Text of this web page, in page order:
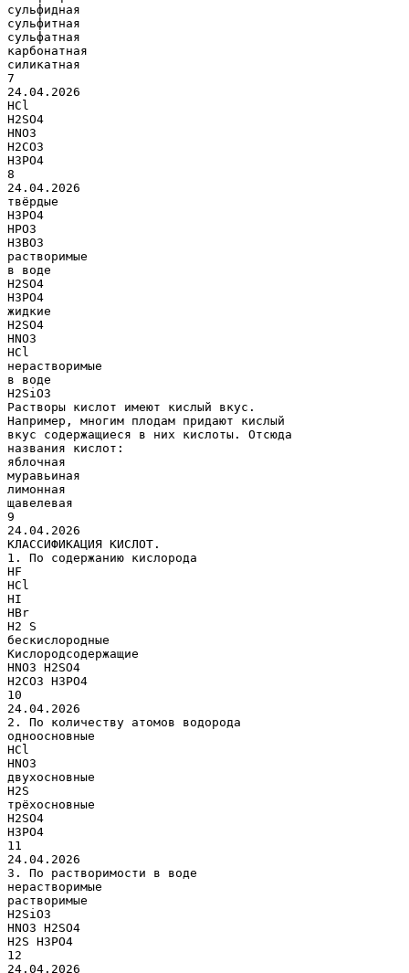
сульфидная
сульфитная
сульфатная
карбонатная
силикатная
7
24.04.2026
HCl
H2SO4
HNO3
H2CO3
H3PO4
8
24.04.2026
твёрдые
H3PO4
HPO3
H3BO3
растворимые
в воде
H2SO4
H3PO4
жидкие
H2SO4
HNO3
HCl
нерастворимые
в воде
H2SiO3
Растворы кислот имеют кислый вкус.
Например, многим плодам придают кислый
вкус содержащиеся в них кислоты. Отсюда
названия кислот:
яблочная
муравьиная
лимонная
щавелевая
9
24.04.2026
КЛАССИФИКАЦИЯ КИСЛОТ.
1. По содержанию кислорода
HF
HCl
HI
HBr
H2 S
бескислородные
Кислородсодержащие
HNO3 H2SO4
H2CO3 H3PO4
10
24.04.2026
2. По количеству атомов водорода
одноосновные
HCl
HNO3
двухосновные
H2S
трёхосновные
H2SO4
H3PO4
11
24.04.2026
3. По растворимости в воде
нерастворимые
растворимые
H2SiO3
HNO3 H2SO4
H2S H3PO4
12
24.04.2026